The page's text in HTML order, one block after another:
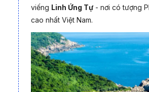
viếng Linh Ứng Tự - nơi có tượng
cao nhất Việt Nam.